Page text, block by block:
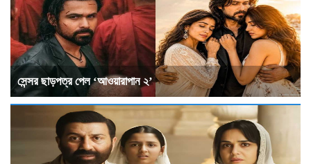
সেন্সর ছাড়পত্র পেল ‘আওয়ারাপান ২’